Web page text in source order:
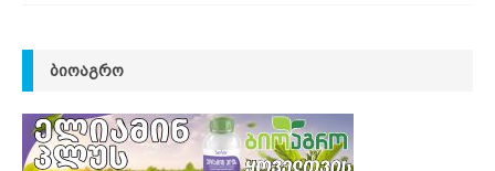
ᲑᲘᲝᲐᲒᲠᲝ